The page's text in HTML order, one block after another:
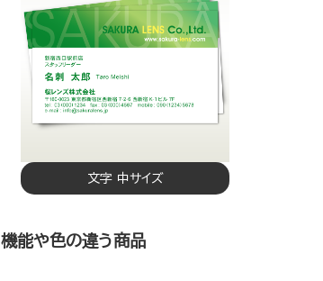
文字 中サイズ
機能や色の違う商品